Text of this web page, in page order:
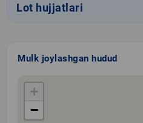
Lot hujjatlari
Mulk joylashgan hudud
+
−